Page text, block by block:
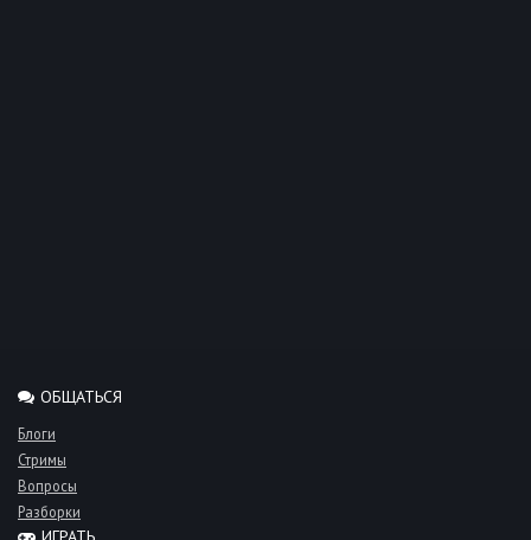
ОБЩАТЬСЯ
Блоги
Стримы
Вопросы
Разборки